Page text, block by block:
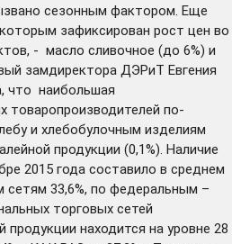
сезонным фактором. Еще
зафиксирован рост цен во
- масло сливочное (до 6%) и
замдиректора ДЭРиТ Евгения
что наибольшая
товаропроизводителей по-
и хлебобулочным изделиям
продукции (0,1%). Наличие
2015 года составило в среднем
сетям 33,6%, по федеральным –
торговых сетей
находится на уровне 28